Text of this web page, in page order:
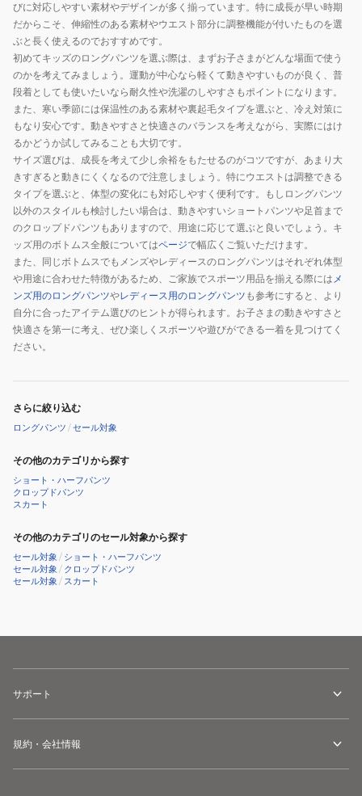
びに対応しやすい素材やデザインが多く揃っています。特に成長が早い時期
だからこそ、伸縮性のある素材やウエスト部分に調整機能が付いたものを選
ぶと長く使えるのでおすすめです。
初めてキッズのロングパンツを選ぶ際は、まずお子さまがどんな場面で使う
のかを考えてみましょう。運動が中心なら軽くて動きやすいものが良く、普
段着としても使いたいなら耐久性や洗濯のしやすさもポイントになります。
また、寒い季節には保温性のある素材や裏起毛タイプを選ぶと、冷え対策に
もなり安心です。動きやすさと快適さのバランスを考えながら、実際にはけ
るかどうか試してみることも大切です。
サイズ選びは、成長を考えて少し余裕をもたせるのがコツですが、あまり大
きすぎると動きにくくなるので注意しましょう。特にウエストは調整できる
タイプを選ぶと、体型の変化にも対応しやすく便利です。もしロングパンツ
以外のスタイルも検討したい場合は、動きやすいショートパンツや足首まで
のクロップドパンツもありますので、用途に応じて選ぶと良いでしょう。キ
ッズ用のボトムス全般についてはページで幅広くご覧いただけます。
また、同じボトムスでもメンズやレディースのロングパンツはそれぞれ体型
や用途に合わせた特徴があるため、ご家族でスポーツ用品を揃える際には メ
ンズ用のロングパンツやレディース用のロングパンツ も参考にすると、より
自分に合ったアイテム選びのヒントが得られます。お子さまの動きやすさと
快適さを第一に考え、ぜひ楽しくスポーツや遊びができる一着を見つけてく
ださい。
さらに絞り込む
ロングパンツ /セール対象
その他のカテゴリから探す
ショート・ハーフパンツ
クロップドパンツ
スカート
その他のカテゴリのセール対象から探す
セール対象 / ショート・ハーフパンツ
セール対象 / クロップドパンツ
セール対象 / スカート
サポート
規約・会社情報